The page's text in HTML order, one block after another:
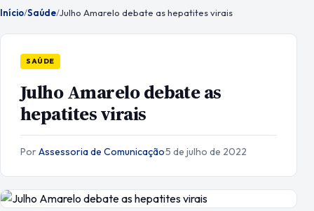
Início/Saúde/Julho Amarelo debate as hepatites virais
SAÚDE
Julho Amarelo debate as
hepatites virais
PorAssessoria de Comunicação·5 de julho de 2022